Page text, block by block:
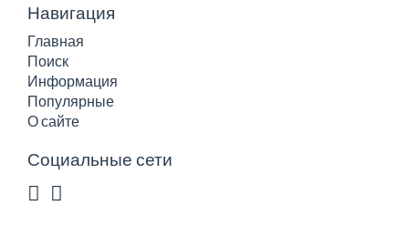
Навигация
Главная
Поиск
Информация
Популярные
О сайте
Социальные сети